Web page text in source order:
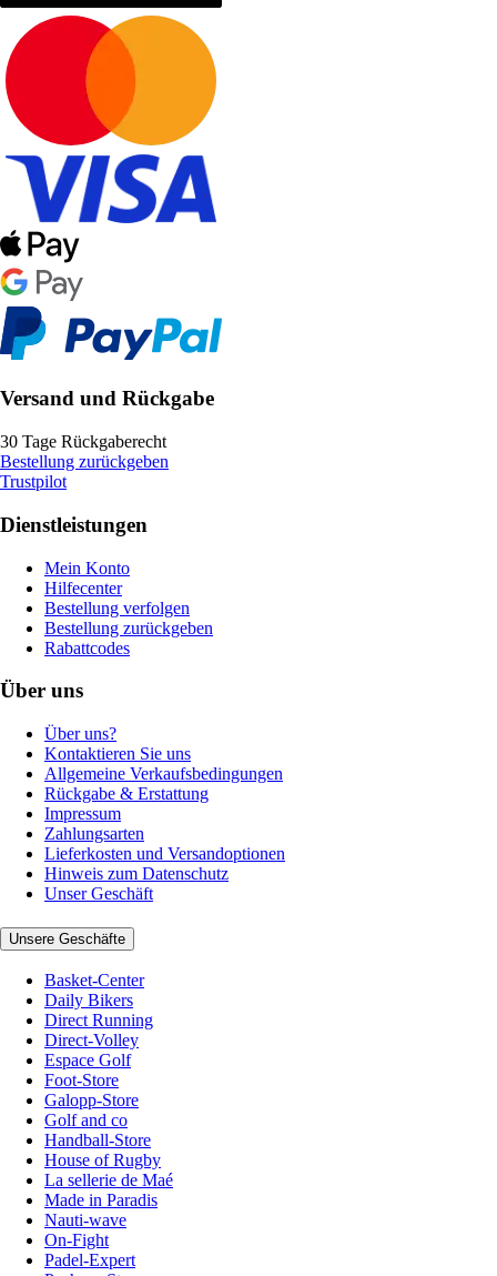
Versand und Rückgabe
30 Tage Rückgaberecht
Bestellung zurückgeben
Trustpilot
Dienstleistungen
Mein Konto
Hilfecenter
Bestellung verfolgen
Bestellung zurückgeben
Rabattcodes
Über uns
Über uns?
Kontaktieren Sie uns
Allgemeine Verkaufsbedingungen
Rückgabe & Erstattung
Impressum
Zahlungsarten
Lieferkosten und Versandoptionen
Hinweis zum Datenschutz
Unser Geschäft
Unsere Geschäfte
Basket-Center
Daily Bikers
Direct Running
Direct-Volley
Espace Golf
Foot-Store
Galopp-Store
Golf and co
Handball-Store
House of Rugby
La sellerie de Maé
Made in Paradis
Nauti-wave
On-Fight
Padel-Expert